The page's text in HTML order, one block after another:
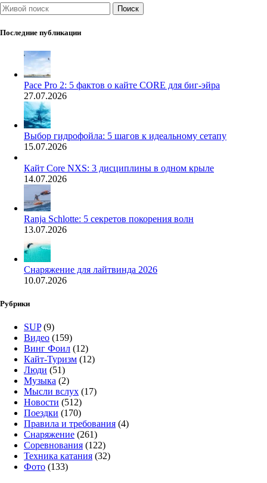
Поиск
Последние публикации
Pace Pro 2: 5 фактов о кайте CORE для биг-эйра
27.07.2026
Выбор гидрофойла: 5 шагов к идеальному сетапу
15.07.2026
Кайт Core NXS: 3 дисциплины в одном крыле
14.07.2026
Ranja Schlotte: 5 секретов покорения волн
13.07.2026
Снаряжение для лайтвинда 2026
10.07.2026
Рубрики
SUP(9)
Видео (159)
Винг Фоил (12)
Кайт-Туризм (12)
Люди (51)
Музыка (2)
Мысли вслух (17)
Новости (512)
Поездки (170)
Правила и требования (4)
Снаряжение (261)
Соревнования (122)
Техника катания (32)
Фото (133)